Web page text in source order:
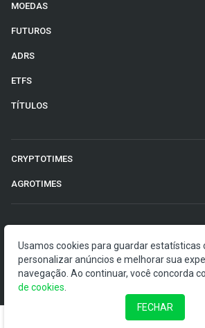
MOEDAS
FUTUROS
ADRS
ETFS
TÍTULOS
CRYPTOTIMES
AGROTIMES
O Money Times publica matérias de
visam a democratização da
publicações devem ser
anunciadores e divulgadores, e
Usamos cookies para guardar estatísticas
personalizar anúncios e melhorar sua
navegação. Ao continuar, você concorda
de cookies
FECHAR